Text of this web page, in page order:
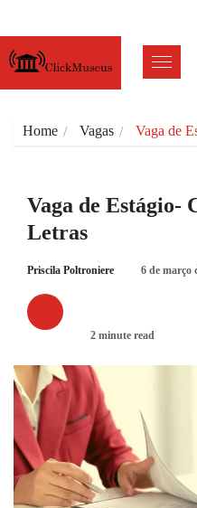
Home Vagas Vaga de
Vaga de Estágio-
Letras
Priscila Poltroniere 6 de março
2 minute read